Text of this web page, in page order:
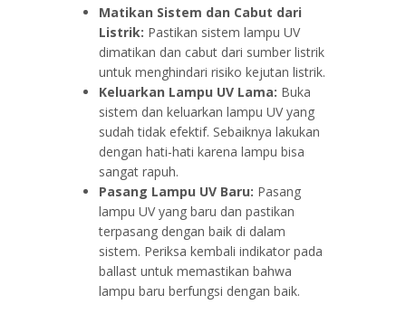
Matikan Sistem dan Cabut dari
Listrik: Pastikan sistem lampu UV
dimatikan dan cabut dari sumber listrik
untuk menghindari risiko kejutan listrik.
Keluarkan Lampu UV Lama: Buka
sistem dan keluarkan lampu UV yang
sudah tidak efektif. Sebaiknya lakukan
dengan hati-hati karena lampu bisa
sangat rapuh.
Pasang Lampu UV Baru: Pasang
lampu UV yang baru dan pastikan
terpasang dengan baik di dalam
sistem. Periksa kembali indikator pada
ballast untuk memastikan bahwa
lampu baru berfungsi dengan baik.